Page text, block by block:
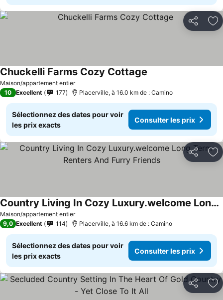
Partager
Maison/appartement entier
Chuckelli Farms Cozy Cottage
10 Excellent 177 Placerville, à 16.0 km de : Camino
Sélectionnez des dates pour voir
les prix exacts
Consulter les prix
Partager
Maison/appartement entier
Country Living In Cozy Luxury.welcome Long Term Renters And Furry Friends
Consulter les prix
9,0 Excellent 114 Placerville, à 16.6 km de : Camino
Sélectionnez des dates pour voir
les prix exacts
Consulter les prix
Partager